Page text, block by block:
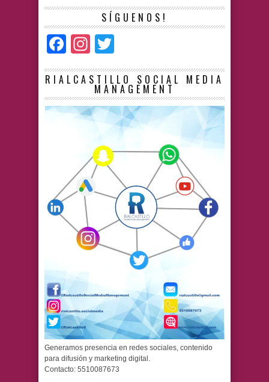
SÍGUENOS!
Facebook
Instagram
RIALCASTILLO SOCIAL MEDIA
MANAGEMENT
Generamos presencia en redes sociales, contenido
para difusión y marketing digital.
Contacto: 5510087673